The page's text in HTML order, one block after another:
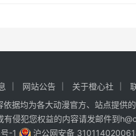
网站公告 关于橙心社
据均为各大动漫官方、站点提供的
侵犯您权益的内容请发邮件到
-1 沪公网安备